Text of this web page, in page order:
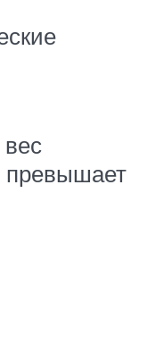
превышает